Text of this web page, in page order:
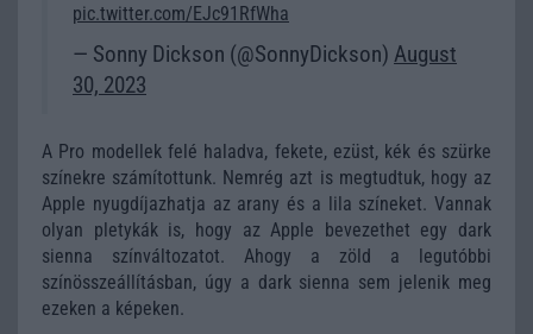
pic.twitter.com/EJc91RfWha
— Sonny Dickson (@SonnyDickson) August
30, 2023
A Pro modellek felé haladva, fekete, ezüst, kék és szürke
színekre számítottunk. Nemrég azt is megtudtuk, hogy az
Apple nyugdíjazhatja az arany és a lila színeket. Vannak
olyan pletykák is, hogy az Apple bevezethet egy dark
sienna színváltozatot. Ahogy a zöld a legutóbbi
színösszeállításban, úgy a dark sienna sem jelenik meg
ezeken a képeken.